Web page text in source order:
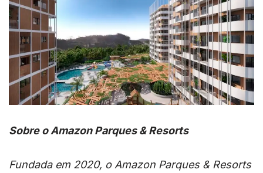
Sobre o Amazon Parques & Resorts
Fundada em 2020, o Amazon Parques & Resorts